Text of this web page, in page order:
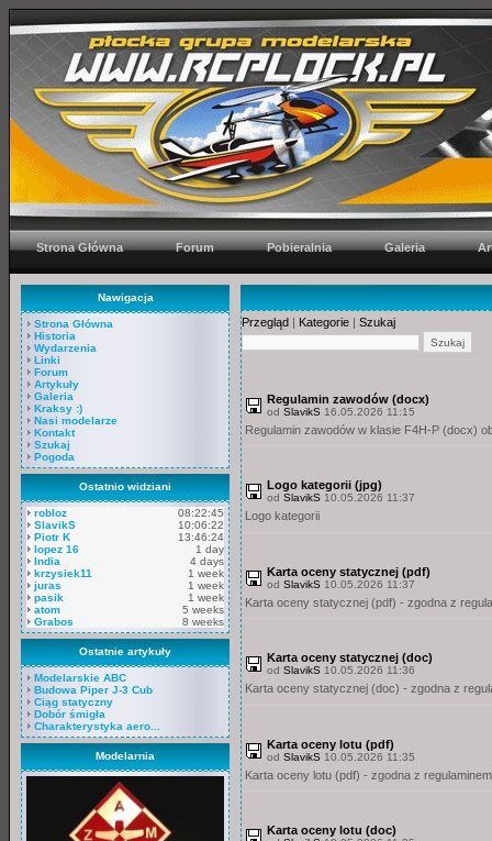
Strona Główna Forum Pobieralnia Galeria
Nawigacja
Strona Główna
Historia
Wydarzenia
Linki
Forum
Artykuły
Galeria
Kraksy :)
Nasi modelarze
Kontakt
Szukaj
Pogoda
Ostatnio widziani
robloz
08:22:45
SlavikS
10:06:22
Piotr K
13:46:24
lopez 16
1 day
India
4 days
krzysiek11
1 week
juras
1 week
pasik
1 week
atom
5 weeks
Grabos
8 weeks
Ostatnie artykuły
Modelarskie ABC
Budowa Piper J-3 Cub
Ciąg statyczny
Dobór śmigła
Charakterystyka aero...
Modelarnia
Przegląd | Kategorie | Szukaj
Regulamin zawodów (docx)
od SlavikS 16.05.2026 11:15
Regulamin zawodów w klasie F4H-P (docx)
Logo kategorii (jpg)
od SlavikS 10.05.2026 11:37
Logo kategorii
Karta oceny statycznej (pdf)
od SlavikS 10.05.2026 11:37
Karta oceny statycznej (pdf) - zgodna z
Karta oceny statycznej (doc)
od SlavikS 10.05.2026 11:36
Karta oceny statycznej (doc) - zgodna z
Karta oceny lotu (pdf)
od SlavikS 10.05.2026 11:35
Karta oceny lotu (pdf) - zgodna z
Karta oceny lotu (doc)